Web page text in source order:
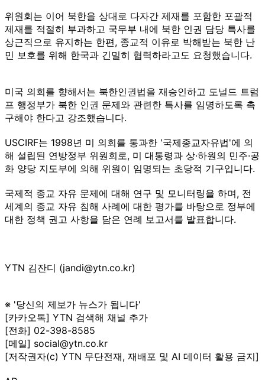
위원회는 이어 북한을 상대로 다자간 제재를 포함한 포괄적
제재를 적절히 부과하고 국무부 내에 북한 인권 담당 특사를
상근직으로 유지하는 한편, 종교적 이유로 박해받는 북한 난
민 보호를 위해 한국과 긴밀히 협력하라고도 요청했습니다.
미국 의회를 향해서는 북한인권법을 재승인하고 도널드 트럼
프 행정부가 북한 인권 문제와 관련한 특사를 임명하도록 촉
구해야 한다고 강조했습니다.
USCIRF는 1998년 미 의회를 통과한 '국제종교자유법'에 의
해 설립된 연방정부 위원회로, 미 대통령과 상·하원의 민주·공
화 양당 지도부에 의해 위원이 임명되는 초당적 기구입니다.
국제적 종교 자유 문제에 대해 연구 및 모니터링을 하며, 전
세계의 종교 자유 침해 사례에 대한 평가를 바탕으로 정부에
대한 정책 권고 사항을 담은 연례 보고서를 발표합니다.
YTN 김잔디 (jandi@ytn.co.kr)
※ '당신의 제보가 뉴스가 됩니다'
[카카오톡] YTN 검색해 채널 추가
[전화] 02-398-8585
[메일] social@ytn.co.kr
[저작권자(c) YTN 무단전재, 재배포 및 AI 데이터 활용 금지]